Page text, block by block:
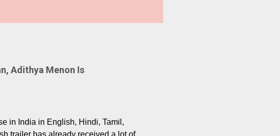
Adithya Menon Is
in India in English, Hindi, Tamil,
trailer has already received a lot of